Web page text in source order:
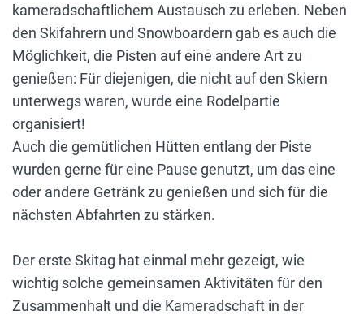
kameradschaftlichem Austausch zu erleben. Neben
den Skifahrern und Snowboardern gab es auch die
Möglichkeit, die Pisten auf eine andere Art zu
genießen: Für diejenigen, die nicht auf den Skiern
unterwegs waren, wurde eine Rodelpartie
organisiert!
Auch die gemütlichen Hütten entlang der Piste
wurden gerne für eine Pause genutzt, um das eine
oder andere Getränk zu genießen und sich für die
nächsten Abfahrten zu stärken.
Der erste Skitag hat einmal mehr gezeigt, wie
wichtig solche gemeinsamen Aktivitäten für den
Zusammenhalt und die Kameradschaft in der